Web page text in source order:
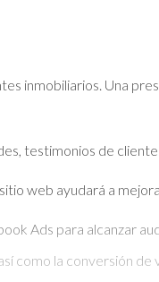
inmobiliarios. Una
testimonios de
web ayudará a
Ads para alcanzar
como la conversión